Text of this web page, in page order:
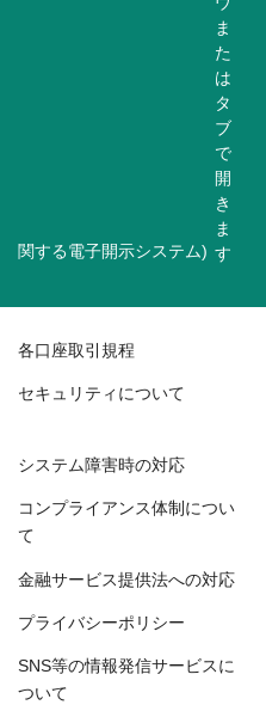
関する電子開示システム)
各口座取引規程
セキュリティについて
システム障害時の対応
コンプライアンス体制につい
て
金融サービス提供法への対応
プライバシーポリシー
SNS等の情報発信サービスに
ついて